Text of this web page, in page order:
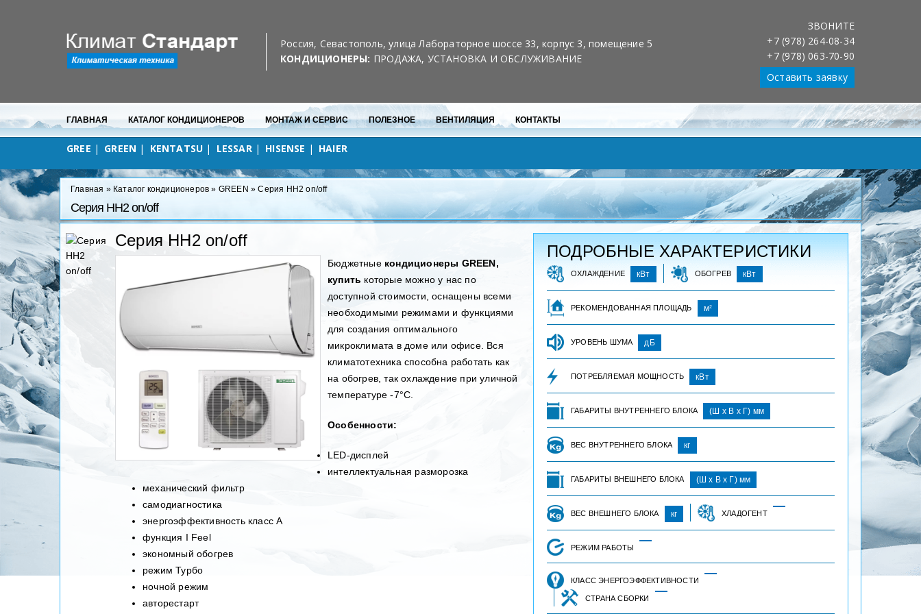
Россия, Севастополь, улица Лабораторное шоссе 33, корпус 3, помещение 5
КОНДИЦИОНЕРЫ: ПРОДАЖА, УСТАНОВКА И ОБСЛУЖИВАНИЕ
ЗВОНИТЕ
+7 (978) 264-08-34
+7 (978) 063-70-90
Оставить заявку
ГЛАВНАЯ КАТАЛОГ КОНДИЦИОНЕРОВ МОНТАЖ И СЕРВИС ПОЛЕЗНОЕ ВЕНТИЛЯЦИЯ КОНТАКТЫ
в любую точку Севастополя 10% на каждый 3-й кондиционер
Обслуживание клиентов 24/7
Установка, обслуживание, ремонт
GREE GREEN KENTATSU LESSAR HISENSE HAIER
Главная » Каталог кондиционеров » GREEN »Серия HH2 on/off
Серия HH2 on/off
Серия HH2 on/off
Бюджетные кондиционеры GREEN,
купить которые можно у нас по
доступной стоимости, оснащены всеми
необходимыми режимами и функциями
для создания оптимального
микроклимата в доме или офисе. Вся
климатотехника способна работать как
на обогрев, так охлаждение при уличной
температуре -7°С.
Особенности:
LED-дисплей
интеллектуальная разморозка
механический фильтр
самодиагностика
энергоэффективность класс А
функция I Feel
экономный обогрев
режим Турбо
ночной режим
авторестарт
ПОДРОБНЫЕ ХАРАКТЕРИСТИКИ
ОХЛАЖДЕНИЕ кВт ОБОГРЕВ кВт
РЕКОМЕНДОВАННАЯ ПЛОЩАДЬ м2
УРОВЕНЬ ШУМА дБ
ПОТРЕБЛЯЕМАЯ МОЩНОСТЬ кВт
ГАБАРИТЫ ВНУТРЕННЕГО БЛОКА (Ш х В х Г) мм
ВЕС ВНУТРЕННЕГО БЛОКА кг
ГАБАРИТЫ ВНЕШНЕГО БЛОКА (Ш х В х Г) мм
ВЕС ВНЕШНЕГО БЛОКА кг ХЛАДОГЕНТ
РЕЖИМ РАБОТЫ
КЛАСС ЭНЕРГОЭФФЕКТИВНОСТИ
СТРАНА СБОРКИ